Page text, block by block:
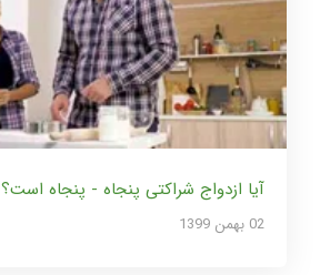
آیا ازدواج شراکتی پنجاه - پنجاه است؟
02 بهمن 1399